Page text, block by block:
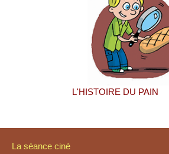
L'HISTOIRE DU PAIN
La séance ciné